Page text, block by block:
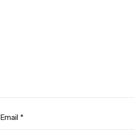
Email *